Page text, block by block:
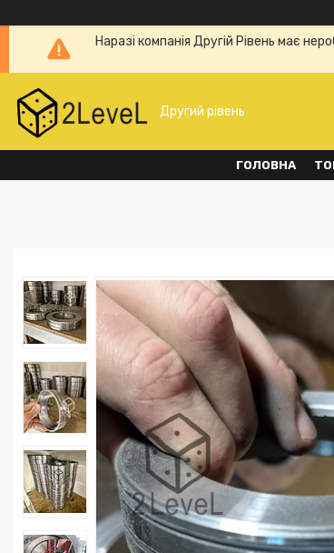
Наразі компанія Другій Рівень має
Другий рівень
ГОЛОВНА